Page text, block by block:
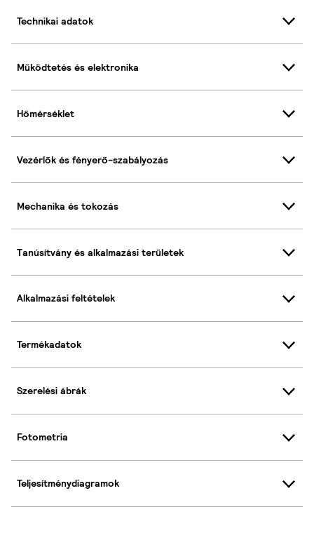
Technikai adatok
Működtetés és elektronika
Hőmérséklet
Vezérlők és fényerő-szabályozás
Mechanika és tokozás
Tanúsítvány és alkalmazási területek
Alkalmazási feltételek
Termékadatok
Szerelési ábrák
Fotometria
Teljesítménydiagramok